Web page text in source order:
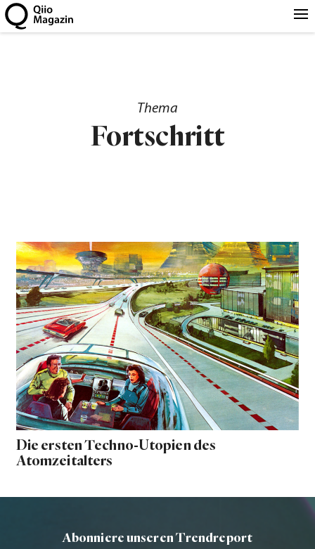
Thema
Fortschritt
Die ersten Techno-Utopien des
Atomzeitalters
Abonniere unseren Trendreport